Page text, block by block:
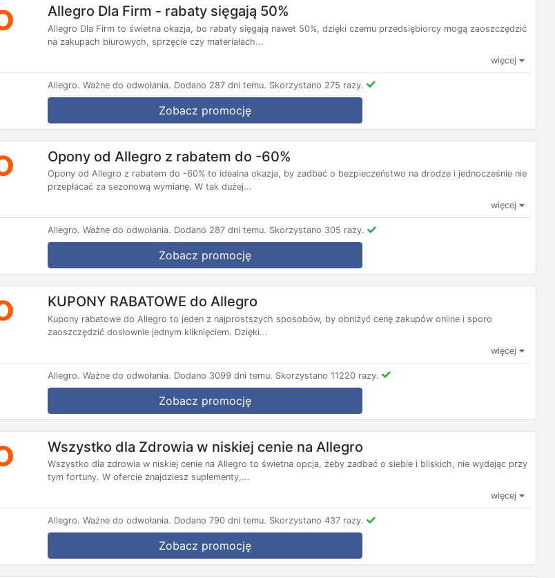
Allegro Dla Firm - rabaty sięgają 50%
Allegro Dla Firm to świetna okazja, bo rabaty sięgają nawet 50%, dzięki czemu przedsiębiorcy mogą zaoszczędzić
na zakupach biurowych, sprzęcie czy materiałach...
więcej
Allegro. Ważne do odwołania. Dodano 287 dni temu. Skorzystano 275 razy.
Zobacz promocję
Opony od Allegro z rabatem do -60%
Opony od Allegro z rabatem do -60% to idealna okazja, by zadbać o bezpieczeństwo na drodze i jednocześnie nie
przepłacać za sezonową wymianę. W tak dużej...
więcej
Allegro. Ważne do odwołania. Dodano 287 dni temu. Skorzystano 305 razy.
Zobacz promocję
KUPONY RABATOWE do Allegro
Kupony rabatowe do Allegro to jeden z najprostszych sposobów, by obniżyć cenę zakupów online i sporo
zaoszczędzić dosłownie jednym kliknięciem. Dzięki...
więcej
Allegro. Ważne do odwołania. Dodano 3099 dni temu. Skorzystano 11220 razy.
Zobacz promocję
Wszystko dla Zdrowia w niskiej cenie na Allegro
Wszystko dla zdrowia w niskiej cenie na Allegro to świetna opcja, żeby zadbać o siebie i bliskich, nie wydając przy
tym fortuny. W ofercie znajdziesz suplementy,...
więcej
Allegro. Ważne do odwołania. Dodano 790 dni temu. Skorzystano 437 razy.
Zobacz promocję